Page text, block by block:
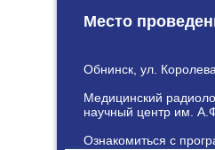
торакальным
отделением МНИОИ
радиологии»
рассказал об
направления:
Место
Обнинск, ул.
Медицинский
научный центр им.
Ознакомиться с